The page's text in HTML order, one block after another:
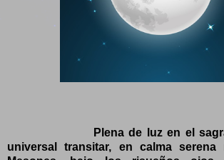
Plena de luz en el
universal transitar, en calma serena